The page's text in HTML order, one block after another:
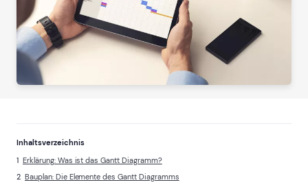
Inhaltsverzeichnis
Erklärung: Was ist das Gantt Diagramm?
Bauplan: Die Elemente des Gantt Diagramms